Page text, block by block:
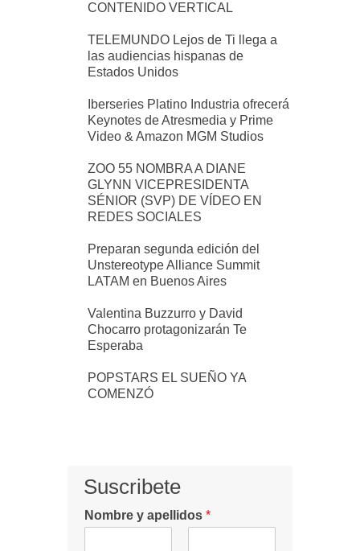
CONTENIDO VERTICAL
TELEMUNDO Lejos de Ti llega a
las audiencias hispanas de
Estados Unidos
Iberseries Platino Industria ofrecerá
Keynotes de Atresmedia y Prime
Video & Amazon MGM Studios
ZOO 55 NOMBRA A DIANE
GLYNN VICEPRESIDENTA
SÉNIOR (SVP) DE VÍDEO EN
REDES SOCIALES
Preparan segunda edición del
Unstereotype Alliance Summit
LATAM en Buenos Aires
Valentina Buzzurro y David
Chocarro protagonizarán Te
Esperaba
POPSTARS EL SUEÑO YA
COMENZÓ
Suscribete
Nombre y apellidos *